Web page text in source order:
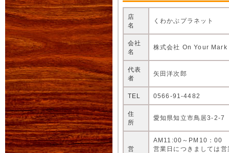
店
名
くわかぶプラネット
会社
名
株式会社 On Your Mark
代表
者
矢田洋次郎
TEL 0566-91-4482
住
所
愛知県知立市鳥居3-2-7
営
AM11:00～PM10：00
営業日につきましては